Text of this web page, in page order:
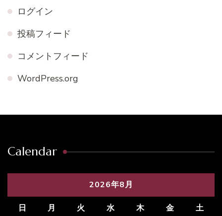
ログイン
投稿フィード
コメントフィード
WordPress.org
Calendar
2026年8月
日 月 火 水 木 金 土